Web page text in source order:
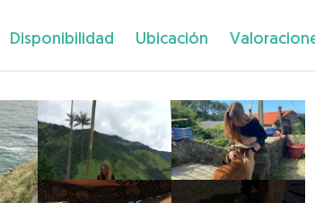
Disponibilidad Ubicación